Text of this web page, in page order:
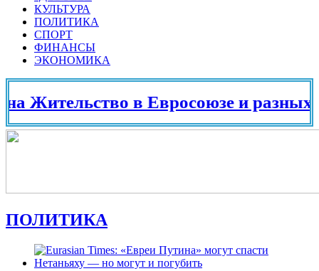
КУЛЬТУРА
ПОЛИТИКА
СПОРТ
ФИНАНСЫ
ЭКОНОМИКА
в Евросоюзе и разных
ПОЛИТИКА